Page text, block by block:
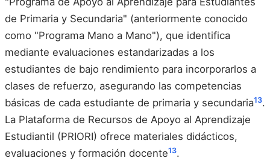
de Primaria y Secundaria" (anteriormente conocido
como "Programa Mano a Mano"), que identifica
mediante evaluaciones estandarizadas a los
estudiantes de bajo rendimiento para incorporarlos a
clases de refuerzo, asegurando las competencias
básicas de cada estudiante de primaria y secundaria13.
La Plataforma de Recursos de Apoyo al Aprendizaje
Estudiantil (PRIORI) ofrece materiales didácticos,
evaluaciones y formación docente13.